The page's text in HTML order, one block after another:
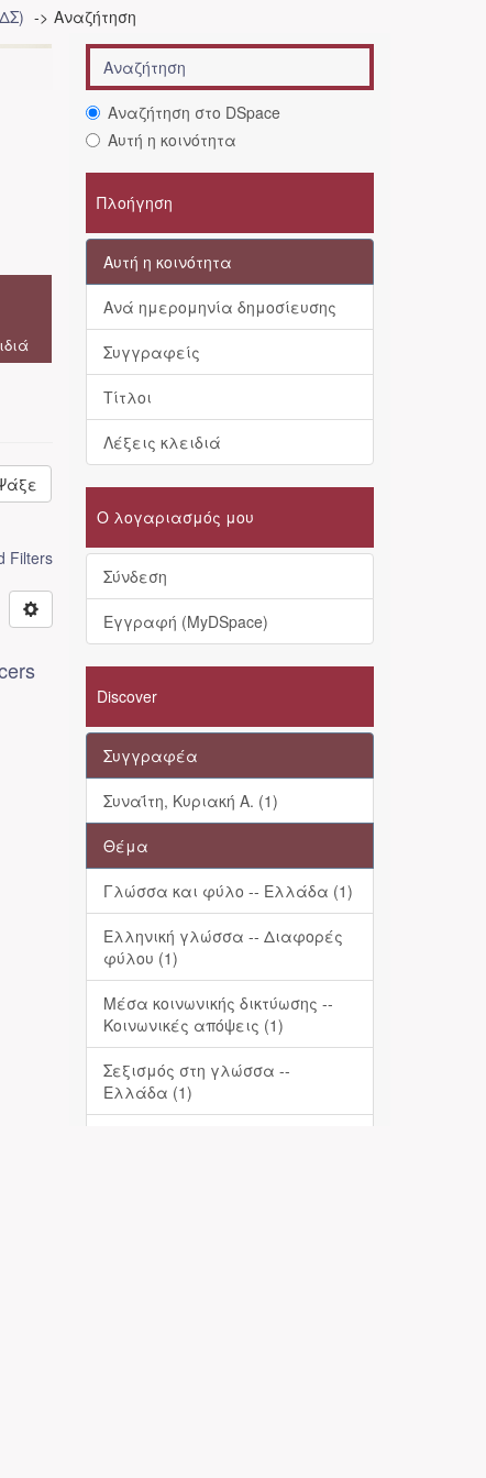
Αναζήτηση
Filters
Αναζήτηση στο DSpace
Αυτή η κοινότητα
Πλοήγηση
Αυτή η κοινότητα
Ανά ημερομηνία δημοσίευσης
Συγγραφείς
Τίτλοι
Λέξεις κλειδιά
Ο λογαριασμός μου
Σύνδεση
Εγγραφή (MyDSpace)
Discover
Συγγραφέα
Συναΐτη, Κυριακή Α. (1)
Θέμα
Γλώσσα και φύλο -- Ελλάδα (1)
Ελληνική γλώσσα -- Διαφορές
φύλου (1)
Μέσα κοινωνικής δικτύωσης --
Κοινωνικές απόψεις (1)
Σεξισμός στη γλώσσα --
Ελλάδα (1)